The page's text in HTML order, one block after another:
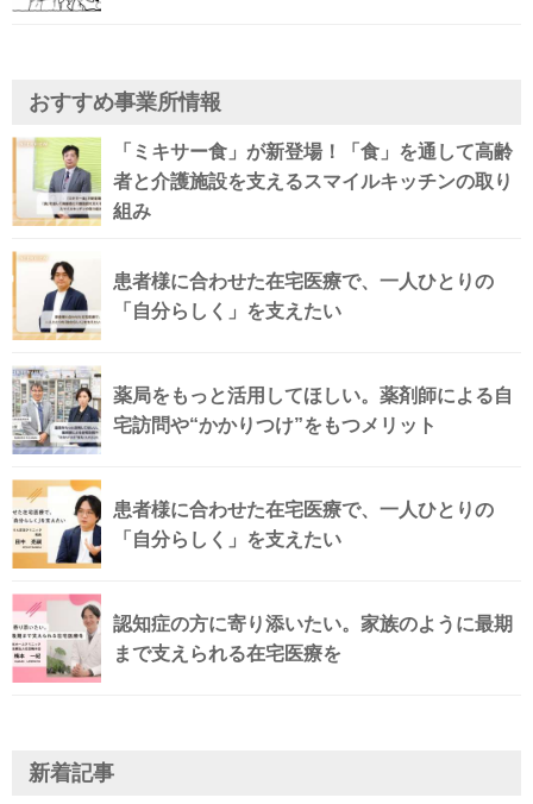
おすすめ事業所情報
「ミキサー食」が新登場！「食」を通して高齢
者と介護施設を支えるスマイルキッチンの取り
組み
患者様に合わせた在宅医療で、一人ひとりの
「自分らしく」を支えたい
薬局をもっと活用してほしい。薬剤師による自
宅訪問や“かかりつけ”をもつメリット
患者様に合わせた在宅医療で、一人ひとりの
「自分らしく」を支えたい
認知症の方に寄り添いたい。家族のように最期
まで支えられる在宅医療を
新着記事